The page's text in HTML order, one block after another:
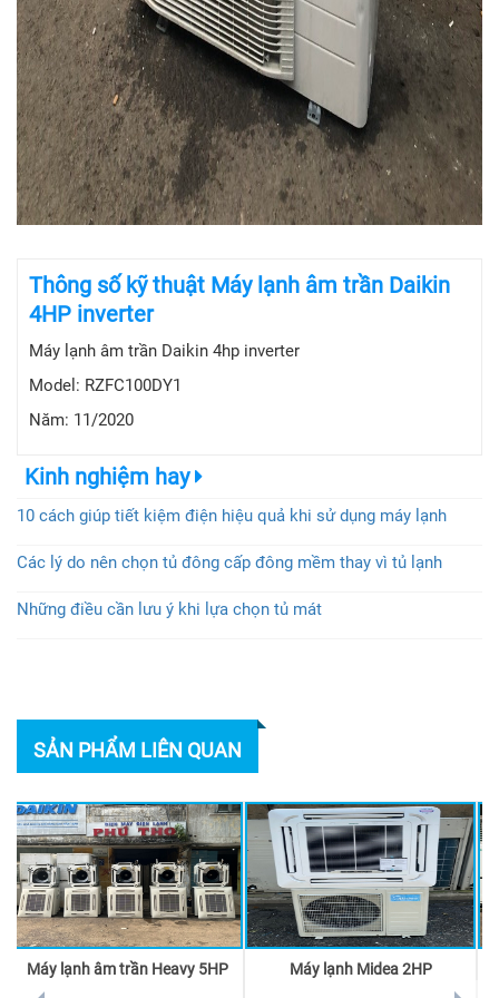
Thông số kỹ thuật Máy lạnh âm trần Daikin
4HP inverter
Máy lạnh âm trần Daikin 4hp inverter
Model: RZFC100DY1
Năm: 11/2020
Kinh nghiệm hay
10 cách giúp tiết kiệm điện hiệu quả khi sử dụng máy lạnh
Các lý do nên chọn tủ đông cấp đông mềm thay vì tủ lạnh
Những điều cần lưu ý khi lựa chọn tủ mát
SẢN PHẨM LIÊN QUAN
Máy lạnh âm trần Heavy 5HP Máy lạnh Midea 2HP
prev next